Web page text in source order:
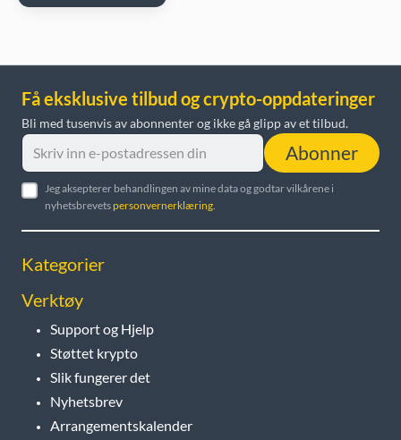
Få eksklusive tilbud og crypto-oppdateringer
Bli med tusenvis av abonnenter og ikke gå glipp av et tilbud.
Abonner
Jeg aksepterer behandlingen av mine data og godtar vilkårene i
nyhetsbrevetspersonvernerklæring
Kategorier
Verktøy
Support og Hjelp
Støttet krypto
Slik fungerer det
Nyhetsbrev
Arrangementskalender